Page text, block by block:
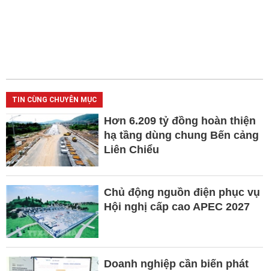
TIN CÙNG CHUYÊN MỤC
Hơn 6.209 tỷ đồng hoàn thiện
hạ tầng dùng chung Bến cảng
Liên Chiểu
Chủ động nguồn điện phục vụ
Hội nghị cấp cao APEC 2027
Doanh nghiệp cần biến phát